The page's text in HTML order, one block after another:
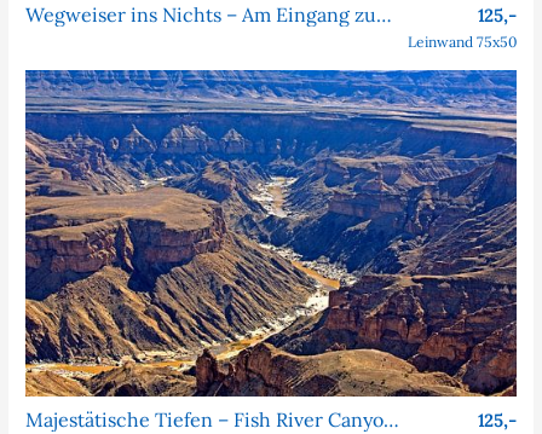
Wegweiser ins Nichts – Am Eingang zum Dead Vlei 125,-
Leinwand 75x50
Majestätische Tiefen – Fish River Canyon, Namibia 125,-